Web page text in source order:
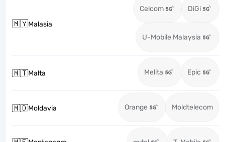
🇲🇾Malasia
Celcom DiGi
U-Mobile Malaysia
🇲🇹Malta Melita Epic
🇲🇩Moldavia Orange Moldtelecom